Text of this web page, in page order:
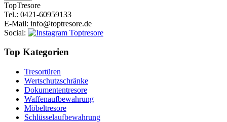
TopTresore
Tel.: 0421-60959133
E-Mail: info@toptresore.de
Social:
Top Kategorien
Tresortüren
Wertschutzschränke
Dokumententresore
Waffenaufbewahrung
Möbeltresore
Schlüsselaufbewahrung